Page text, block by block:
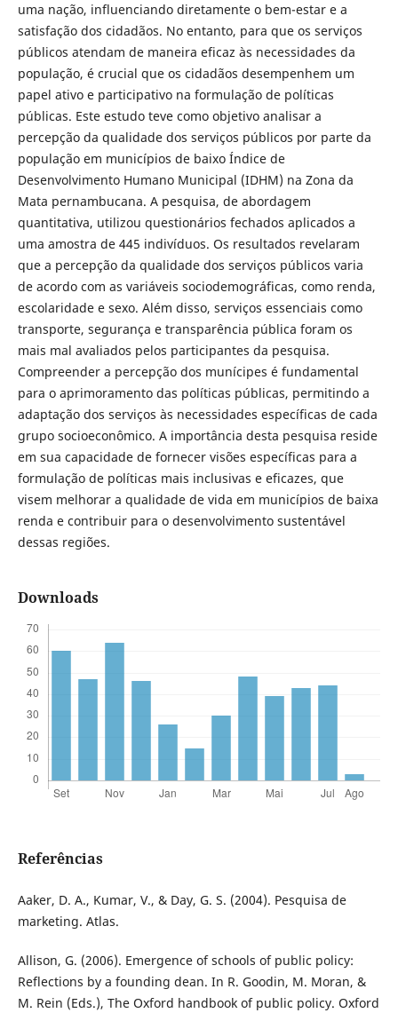
uma nação, influenciando diretamente o bem-estar e a
satisfação dos cidadãos. No entanto, para que os serviços
públicos atendam de maneira eficaz às necessidades da
população, é crucial que os cidadãos desempenhem um
papel ativo e participativo na formulação de políticas
públicas. Este estudo teve como objetivo analisar a
percepção da qualidade dos serviços públicos por parte da
população em municípios de baixo Índice de
Desenvolvimento Humano Municipal (IDHM) na Zona da
Mata pernambucana. A pesquisa, de abordagem
quantitativa, utilizou questionários fechados aplicados a
uma amostra de 445 indivíduos. Os resultados revelaram
que a percepção da qualidade dos serviços públicos varia
de acordo com as variáveis sociodemográficas, como renda,
escolaridade e sexo. Além disso, serviços essenciais como
transporte, segurança e transparência pública foram os
mais mal avaliados pelos participantes da pesquisa.
Compreender a percepção dos munícipes é fundamental
para o aprimoramento das políticas públicas, permitindo a
adaptação dos serviços às necessidades específicas de cada
grupo socioeconômico. A importância desta pesquisa reside
em sua capacidade de fornecer visões específicas para a
formulação de políticas mais inclusivas e eficazes, que
visem melhorar a qualidade de vida em municípios de baixa
renda e contribuir para o desenvolvimento sustentável
dessas regiões.
Downloads
Referências
Aaker, D. A., Kumar, V., & Day, G. S. (2004). Pesquisa de
marketing. Atlas.
Allison, G. (2006). Emergence of schools of public policy:
Reflections by a founding dean. In R. Goodin, M. Moran, &
M. Rein (Eds.), The Oxford handbook of public policy. Oxford